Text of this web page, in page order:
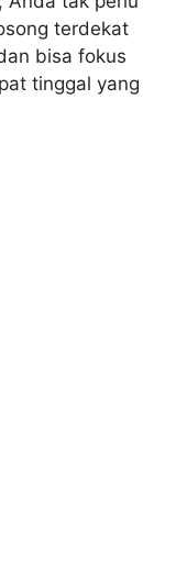
terdekat
bisa fokus
tinggal yang